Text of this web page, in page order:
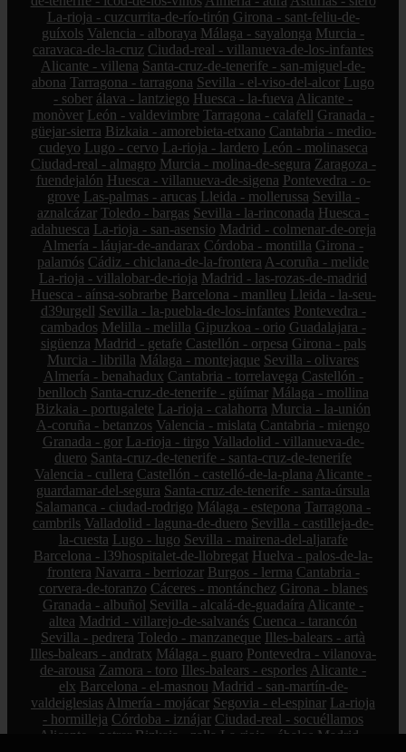
La-rioja - cuzcurrita-de-río-tirón Girona - sant-feliu-de-
guíxols Valencia - alboraya Málaga - sayalonga Murcia -
caravaca-de-la-cruz Ciudad-real - villanueva-de-los-infantes
Alicante - villena Santa-cruz-de-tenerife - san-miguel-de-
abona Tarragona - tarragona Sevilla - el-viso-del-alcor Lugo
- sober álava - lantziego Huesca - la-fueva Alicante -
monòver León - valdevimbre Tarragona - calafell Granada -
güejar-sierra Bizkaia - amorebieta-etxano Cantabria - medio-
cudeyo Lugo - cervo La-rioja - lardero León - molinaseca
Ciudad-real - almagro Murcia - molina-de-segura Zaragoza -
fuendejalón Huesca - villanueva-de-sigena Pontevedra - o-
grove Las-palmas - arucas Lleida - mollerussa Sevilla -
aznalcázar Toledo - bargas Sevilla - la-rinconada Huesca -
adahuesca La-rioja - san-asensio Madrid - colmenar-de-oreja
Almería - láujar-de-andarax Córdoba - montilla Girona -
palamós Cádiz - chiclana-de-la-frontera A-coruña - melide
La-rioja - villalobar-de-rioja Madrid - las-rozas-de-madrid
Huesca - aínsa-sobrarbe Barcelona - manlleu Lleida - la-seu-
d39urgell Sevilla - la-puebla-de-los-infantes Pontevedra -
cambados Melilla - melilla Gipuzkoa - orio Guadalajara -
sigüenza Madrid - getafe Castellón - orpesa Girona - pals
Murcia - librilla Málaga - montejaque Sevilla - olivares
Almería - benahadux Cantabria - torrelavega Castellón -
benlloch Santa-cruz-de-tenerife - güímar Málaga - mollina
Bizkaia - portugalete La-rioja - calahorra Murcia - la-unión
A-coruña - betanzos Valencia - mislata Cantabria - miengo
Granada - gor La-rioja - tirgo Valladolid - villanueva-de-
duero Santa-cruz-de-tenerife - santa-cruz-de-tenerife
Valencia - cullera Castellón - castelló-de-la-plana Alicante -
guardamar-del-segura Santa-cruz-de-tenerife - santa-úrsula
Salamanca - ciudad-rodrigo Málaga - estepona Tarragona -
cambrils Valladolid - laguna-de-duero Sevilla - castilleja-de-
la-cuesta Lugo - lugo Sevilla - mairena-del-aljarafe
Barcelona - l39hospitalet-de-llobregat Huelva - palos-de-la-
frontera Navarra - berriozar Burgos - lerma Cantabria -
corvera-de-toranzo Cáceres - montánchez Girona - blanes
Granada - albuñol Sevilla - alcalá-de-guadaíra Alicante -
altea Madrid - villarejo-de-salvanés Cuenca - tarancón
Sevilla - pedrera Toledo - manzaneque Illes-balears - artà
Illes-balears - andratx Málaga - guaro Pontevedra - vilanova-
de-arousa Zamora - toro Illes-balears - esporles Alicante -
elx Barcelona - el-masnou Madrid - san-martín-de-
valdeiglesias Almería - mojácar Segovia - el-espinar La-rioja
- hormilleja Córdoba - iznájar Ciudad-real - socuéllamos
Alicante - petrer Bizkaia - zalla La-rioja - ábalos Madrid -